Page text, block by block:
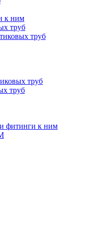
к ним
труб
труб
труб
труб
фитинги к ним